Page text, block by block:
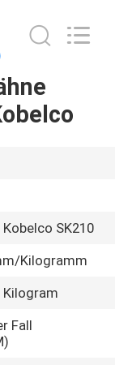
SK210
Kilogramm
Kilogram
Fall